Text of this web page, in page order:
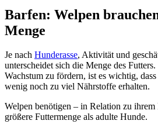
Barfen: Welpen
Menge
Je nach Hunderasse, Aktivität und
unterscheidet sich die Menge des
Wachstum zu fördern, ist es wichtig,
wenig noch zu viel Nährstoffe erhalten.
Welpen benötigen – in Relation zu
größere Futtermenge als adulte Hunde.